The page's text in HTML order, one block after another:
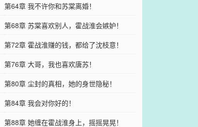
第64章 我不许你和苏棠离婚！
第68章 苏棠喜欢别人，霍战淮会嫉妒！
第72章 霍战淮赚的钱，都给了沈枝意！
第76章 大哥，我也喜欢唐苏！
第80章 尘封的真相，她的身世隐秘！
第84章 我会对你好的！
第88章 她缠在霍战淮身上，摇摇晃晃！